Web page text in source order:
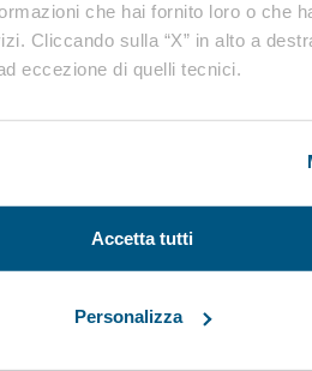
che hai fornito loro o che
Cliccando sulla “X” in alto a
eccezione di quelli tecnici.
Accetta tutti
Personalizza
Engineering
151 30174 Mestre Venezia
recenti
2026